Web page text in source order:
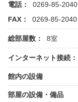
電話：
0269-85-2040
FAX：
0269-85-2040
総部屋数： 8室
インターネット接続：
館内の設備
部屋の設備・備品